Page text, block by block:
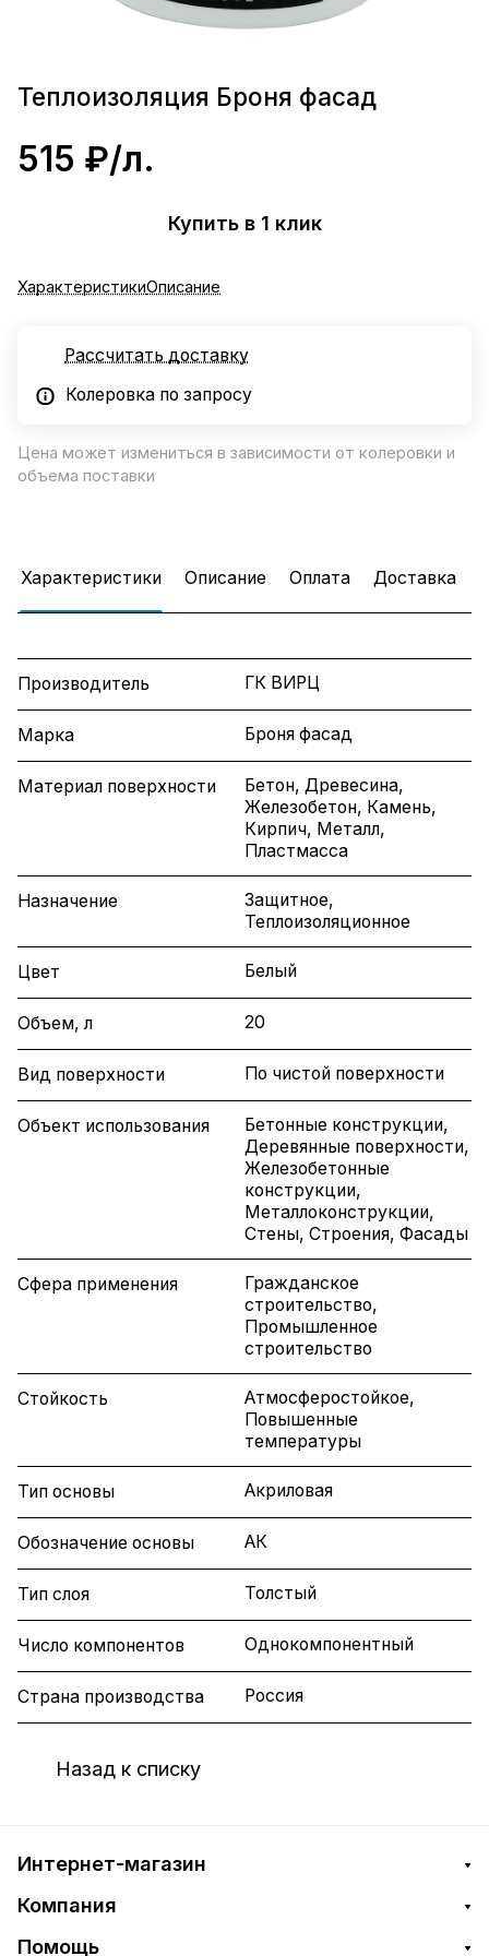
Теплоизоляция Броня фасад
515 ₽/л.
Купить в 1 клик
ХарактеристикиОписание
Рассчитать доставку
Колеровка по запросу
Цена может измениться в зависимости от колеровки и
объема поставки
Характеристики Описание Оплата Доставка
Производитель ГК ВИРЦ
Марка Броня фасад
Материал поверхности
Бетон, Древесина,
Железобетон, Камень,
Кирпич, Металл,
Пластмасса
Назначение
Защитное,
Теплоизоляционное
Цвет Белый
Объем, л 20
Вид поверхности По чистой поверхности
Объект использования
Бетонные конструкции,
Деревянные поверхности,
Железобетонные
конструкции,
Металлоконструкции,
Стены, Строения, Фасады
Сфера применения
Гражданское
строительство,
Промышленное
строительство
Стойкость
Атмосферостойкое,
Повышенные
температуры
Тип основы Акриловая
Обозначение основы АК
Тип слоя Толстый
Число компонентов Однокомпонентный
Страна производства Россия
Назад к списку
Интернет-магазин
Компания
Помощь